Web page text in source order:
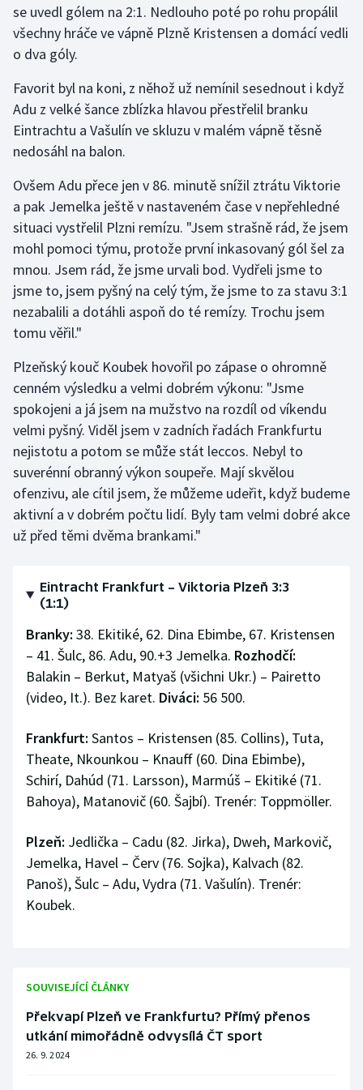
se uvedl gólem na 2:1. Nedlouho poté po rohu propálil
všechny hráče ve vápně Plzně Kristensen a domácí vedli
o dva góly.
Favorit byl na koni, z něhož už nemínil sesednout i když
Adu z velké šance zblízka hlavou přestřelil branku
Eintrachtu a Vašulín ve skluzu v malém vápně těsně
nedosáhl na balon.
Ovšem Adu přece jen v 86. minutě snížil ztrátu Viktorie
a pak Jemelka ještě v nastaveném čase v nepřehledné
situaci vystřelil Plzni remízu. "Jsem strašně rád, že jsem
mohl pomoci týmu, protože první inkasovaný gól šel za
mnou. Jsem rád, že jsme urvali bod. Vydřeli jsme to
jsme to, jsem pyšný na celý tým, že jsme to za stavu 3:1
nezabalili a dotáhli aspoň do té remízy. Trochu jsem
tomu věřil."
Plzeňský kouč Koubek hovořil po zápase o ohromně
cenném výsledku a velmi dobrém výkonu: "Jsme
spokojeni a já jsem na mužstvo na rozdíl od víkendu
velmi pyšný. Viděl jsem v zadních řadách Frankfurtu
nejistotu a potom se může stát leccos. Nebyl to
suverénní obranný výkon soupeře. Mají skvělou
ofenzivu, ale cítil jsem, že můžeme udeřit, když budeme
aktivní a v dobrém počtu lidí. Byly tam velmi dobré akce
už před těmi dvěma brankami."
Eintracht Frankfurt – Viktoria Plzeň 3:3
(1:1)
Branky: 38. Ekitiké, 62. Dina Ebimbe, 67. Kristensen
– 41. Šulc, 86. Adu, 90.+3 Jemelka. Rozhodčí:
Balakin – Berkut, Matyaš (všichni Ukr.) – Pairetto
(video, It.). Bez karet. Diváci: 56 500.
Frankfurt: Santos – Kristensen (85. Collins), Tuta,
Theate, Nkounkou – Knauff (60. Dina Ebimbe),
Schirí, Dahúd (71. Larsson), Marmúš – Ekitiké (71.
Bahoya), Matanovič (60. Šajbí). Trenér: Toppmöller.
Plzeň: Jedlička – Cadu (82. Jirka), Dweh, Markovič,
Jemelka, Havel – Červ (76. Sojka), Kalvach (82.
Panoš), Šulc – Adu, Vydra (71. Vašulín). Trenér:
Koubek.
SOUVISEJÍCÍ ČLÁNKY
Překvapí Plzeň ve Frankfurtu? Přímý přenos
utkání mimořádně odvysílá ČT sport
26. 9. 2024